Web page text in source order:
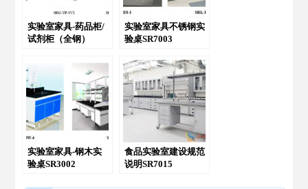
实验室家具-药品柜/
试剂柜（全钢）
实验室家具不锈钢实
验桌SR7003
实验室家具-钢木实
验桌SR3002
食品实验室建设规范
说明SR7015